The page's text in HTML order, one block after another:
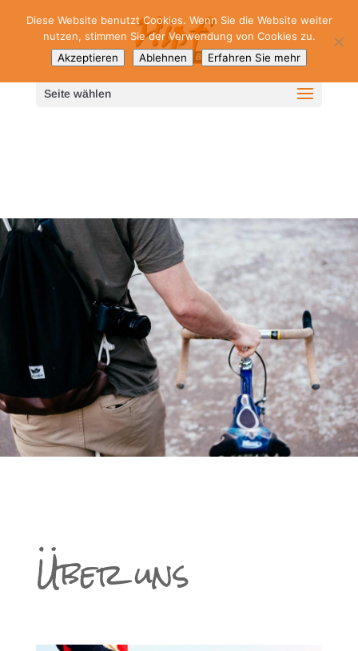
Seite wählen
Über uns
Diese Website benutzt Cookies. Wenn Sie die Website weiter
nutzen, stimmen Sie der Verwendung von Cookies zu.
Akzeptieren
Ablehnen Erfahren Sie mehr